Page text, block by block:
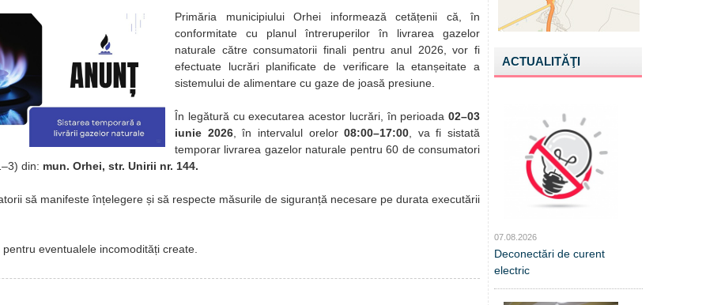
Primăria municipiului Orhei informează cetățenii că, în
conformitate cu planul întreruperilor în livrarea gazelor
naturale către consumatorii finali pentru anul 2026, vor fi
efectuate lucrări planificate de verificare la etanșeitate a
sistemului de alimentare cu gaze de joasă presiune.
În legătură cu executarea acestor lucrări, în perioada 02–03
iunie 2026, în intervalul orelor08:00–17:00 , va fi sistată
temporar livrarea gazelor naturale pentru 60 de consumatori
din: mun. Orhei, str. Unirii nr. 144.
să manifeste înțelegere și să respecte măsurile de siguranță necesare pe durata executării
eventualele incomodități create.
ACTUALITĂŢI
07.08.2026
Deconectări de curent
electric